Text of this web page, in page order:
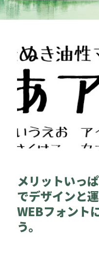
メリットいっ
でデザインと
WEBフォント
う。